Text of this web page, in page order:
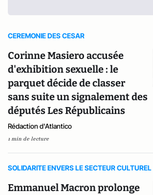
CEREMONIE DES CESAR
Corinne Masiero accusée
d'exhibition sexuelle : le
parquet décide de classer
sans suite un signalement des
députés Les Républicains
Rédaction d'Atlantico
1 min de lecture
SOLIDARITE ENVERS LE SECTEUR CULTUREL
Emmanuel Macron prolonge